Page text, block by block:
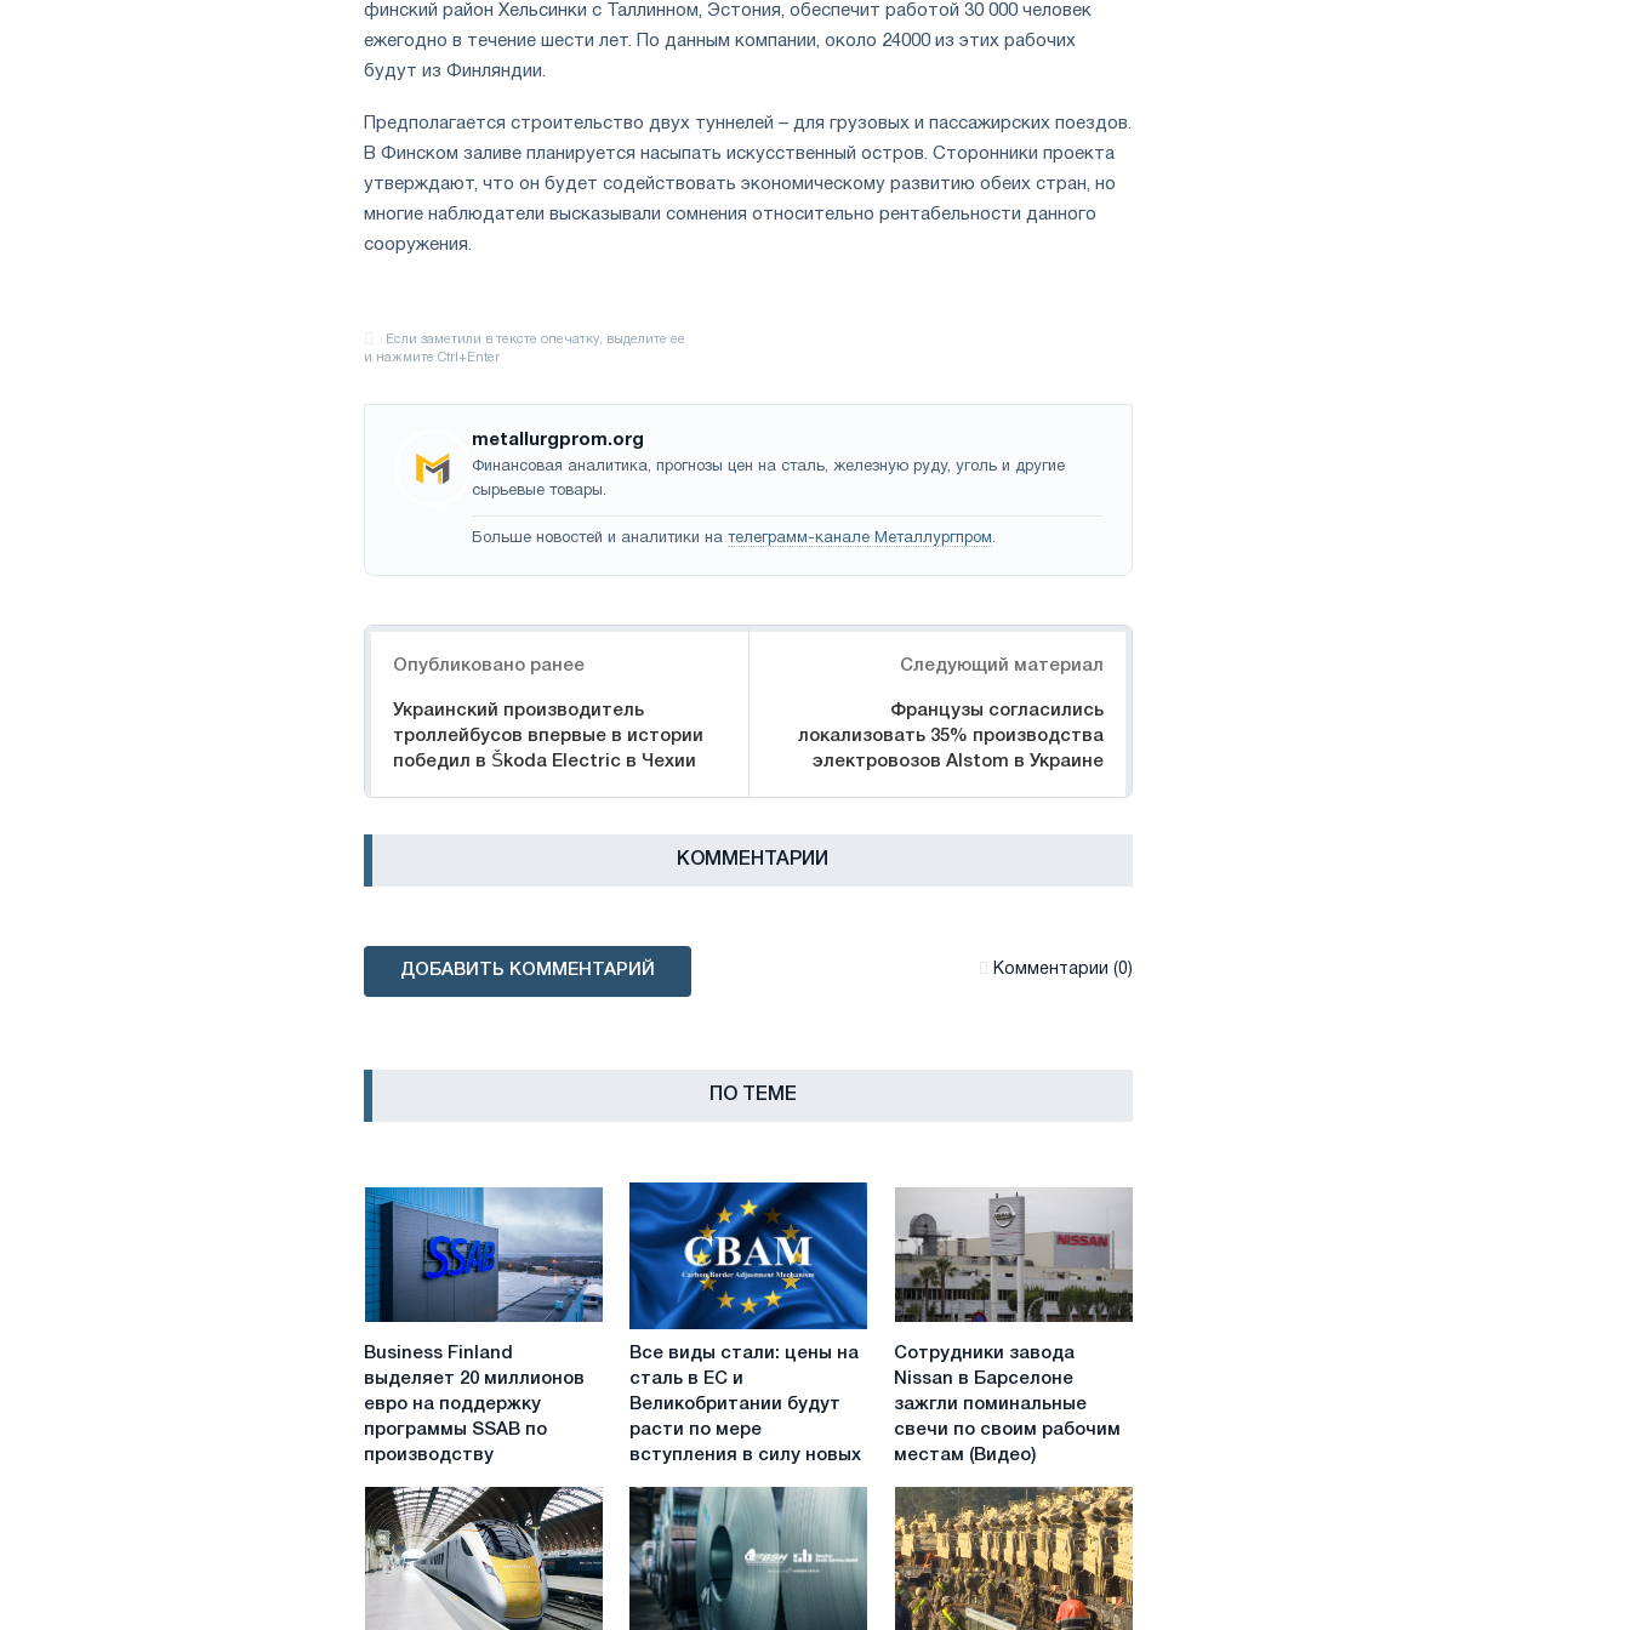
финский район Хельсинки с Таллинном, Эстония, обеспечит работой 30 000 человек
ежегодно в течение шести лет. По данным компании, около 24000 из этих рабочих
будут из Финляндии.
Предполагается строительство двух туннелей – для грузовых и пассажирских поездов.
В Финском заливе планируется насыпать искусственный остров. Сторонники проекта
утверждают, что он будет содействовать экономическому развитию обеих стран, но
многие наблюдатели высказывали сомнения относительно рентабельности данного
сооружения.
metallurgprom.org
Финансовая аналитика, прогнозы цен на сталь, железную руду, уголь и другие
сырьевые товары.
Больше новостей и аналитики на телеграмм-канале Металлургпром.
Опубликовано ранее
Украинский производитель
троллейбусов впервые в истории
победил в Škoda Electric в Чехии
Следующий материал
Французы согласились
локализовать 35% производства
электровозов Alstom в Украине
КОММЕНТАРИИ
ДОБАВИТЬ КОММЕНТАРИЙ Комментарии (0)
ПО ТЕМЕ
Business
выделяет
миллионов
евро
на
поддержку
программы
SSAB
производству
Business Finland
выделяет 20 миллионов
евро на поддержку
программы SSAB по
производству
Все
стали:
на
сталь
в
и
Великобритании
будут
расти
Все виды стали: цены на
сталь в ЕС и
Великобритании будут
расти по мере
вступления в силу новых
Сотрудники
завода
Барселоне
поминальные
свечи
по
своим
рабочим
местам
Сотрудники завода
Nissan в Барселоне
зажгли поминальные
свечи по своим рабочим
местам (Видео)